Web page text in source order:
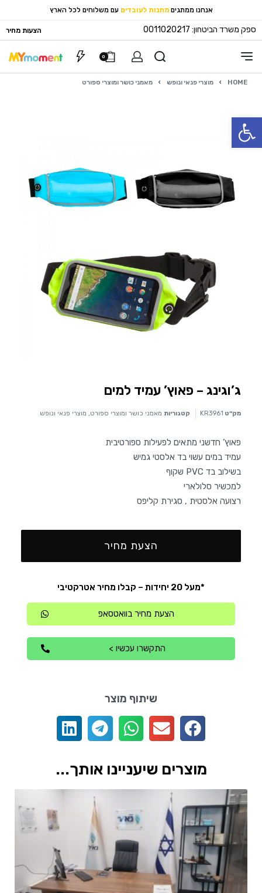
פתח סרגל נגישות
אנחנו ממתגים מתנות לעובדים עם משלוחים לכל הארץ
ספק משרד הביטחון: 0011020217 הצעות מחיר
0
HOME
› מוצרי פנאי ונופש › מאמני כושר ומוצרי ספורט
ג’וגינג – פאוץ’ עמיד למים
מק״ט KR3961 קטגוריות מאמני כושר ומוצרי ספורט, מוצרי פנאי ונופש
פאוץ’ חדשני מתאים לפעילות ספורטיבית
עמיד במים עשוי בד אלסטי גמיש
בשילוב בד PVC שקוף
למכשיר סלולארי
רצועה אלסטית , סגירת קליפס
הצעת מחיר
*מעל 20 יחידות – קבלו מחיר אטרקטיבי
הצעת מחיר בוואטסאפ
התקשרו עכשיו >
שיתוף מוצר
מוצרים שיעניינו אותך...